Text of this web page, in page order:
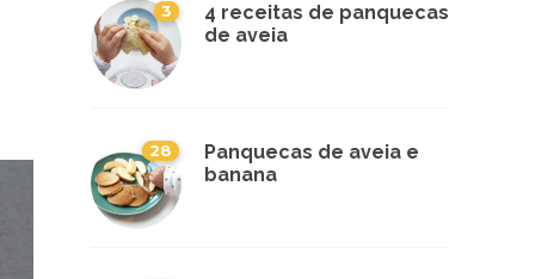
3
4 receitas de panquecas
de aveia
28
Panquecas de aveia e
banana